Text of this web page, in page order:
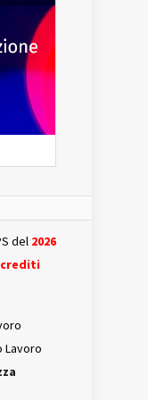
del 2026
Lavoro